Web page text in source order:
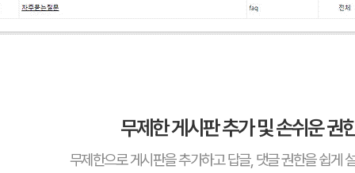
무제한 게시판 추가 및 손쉬운 권
무제한으로 게시판을 추가하고 답글, 댓글 권한을 쉽게